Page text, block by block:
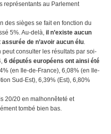
représentants au Parlement
des sièges se fait en fonction du
5%. Au-delà, il n’existe aucun
de n’avoir aucun élu.
consulter les résultats par soi-
6 députés européens ont ainsi été
(en Ile-de-France), 6,08% (en Ile-
Sud-Est), 6,39% (Est), 6,80%
20/20 en malhonnêteté et
tombé bien bas.